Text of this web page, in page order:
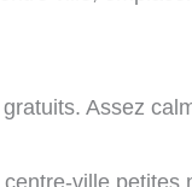
Assez
ville petites